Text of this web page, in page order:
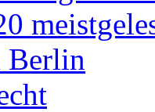
Berlin